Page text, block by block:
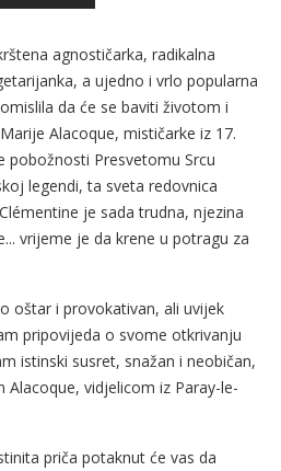
agnostičarka, radikalna
a ujedno i vrlo popularna
da će se baviti životom i
Alacoque, mističarke iz 17.
pobožnosti Presvetomu Srcu
legendi, ta sveta redovnica
je sada trudna, njezina
vrijeme je da krene u potragu za
oštar i provokativan, ali uvijek
pripovijeda o svome otkrivanju
istinski susret, snažan i neobičan,
vidjelicom iz Paray-le-
priča potaknut će vas da